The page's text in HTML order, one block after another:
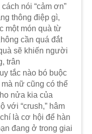
nói “cảm ơn”
thông điệp gì,
một món quà từ
cần quá đắt
sẽ khiến người
trân
tắc nào bó buộc
nữ cũng có thể
nửa kia của
với “crush,” hâm
là cơ hội để hàn
đang ở trong giai